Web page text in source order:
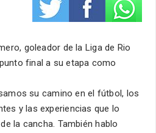
goleador de la Liga de Rio
final a su etapa como
su camino en el fútbol, los
y las experiencias que lo
la cancha. También hablo